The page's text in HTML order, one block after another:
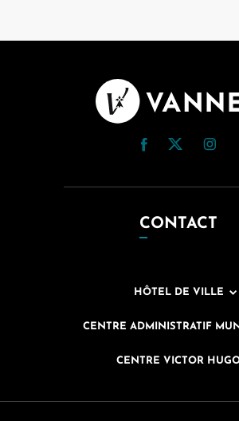
CONTACT
HÔTEL DE VILLE
CENTRE ADMINISTRATIF
CENTRE VICTOR